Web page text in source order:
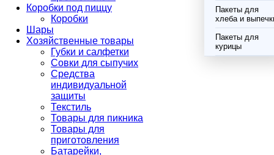
Коробки под пиццу
Коробки
Шары
Хозяйственные товары
Губки и салфетки
Совки для сыпучих
Средства
индивидуальной
защиты
Текстиль
Товары для пикника
Товары для
приготовления
Батарейки,
Пакеты для
хлеба и
Пакеты для
курицы